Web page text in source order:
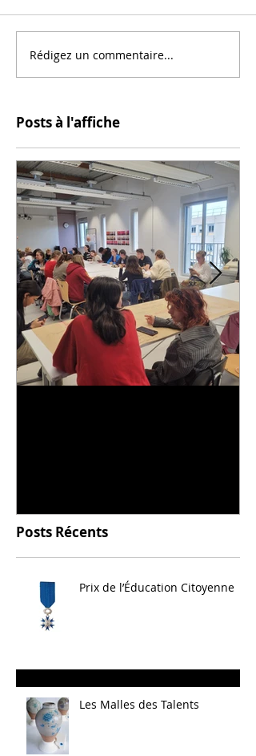
Rédigez un commentaire...
Posts à l'affiche
Posts Récents
Prix de l’Éducation Citoyenne
Les Malles des Talents